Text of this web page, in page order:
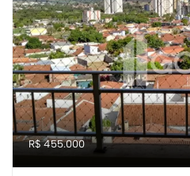
R$ 455.000